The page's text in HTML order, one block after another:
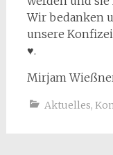
Wir bedanken
unsere
♥.
Mirjam
Aktuelles,